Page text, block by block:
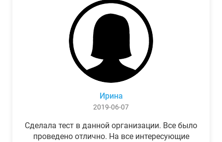
Ирина
2019-06-07
Сделала тест в данной организации. Все было
проведено отлично. На все интересующие